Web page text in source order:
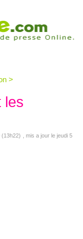
>
les
(13h22)
, mis a jour le jeudi 5